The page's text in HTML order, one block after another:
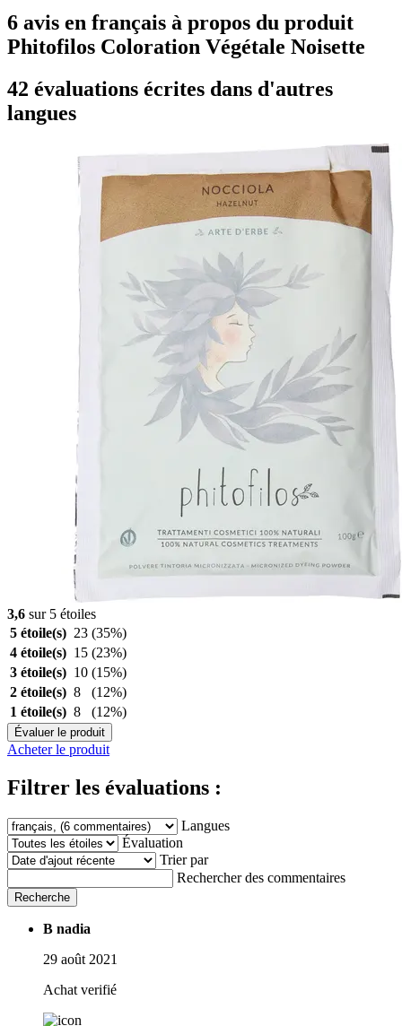
6 avis en français à propos du produit
Phitofilos Coloration Végétale Noisette
42 évaluations écrites dans d'autres
langues
3,6 sur 5 étoiles
5 étoile(s) 23 (35%)
4 étoile(s) 15 (23%)
3 étoile(s) 10 (15%)
2 étoile(s) 8
(12%)
1 étoile(s) 8 (12%)
Évaluer le produit
Acheter le produit
Filtrer les évaluations :
Langues
Évaluation
Trier par
Rechercher des commentaires
Recherche
B nadia
29 août 2021
Achat verifié